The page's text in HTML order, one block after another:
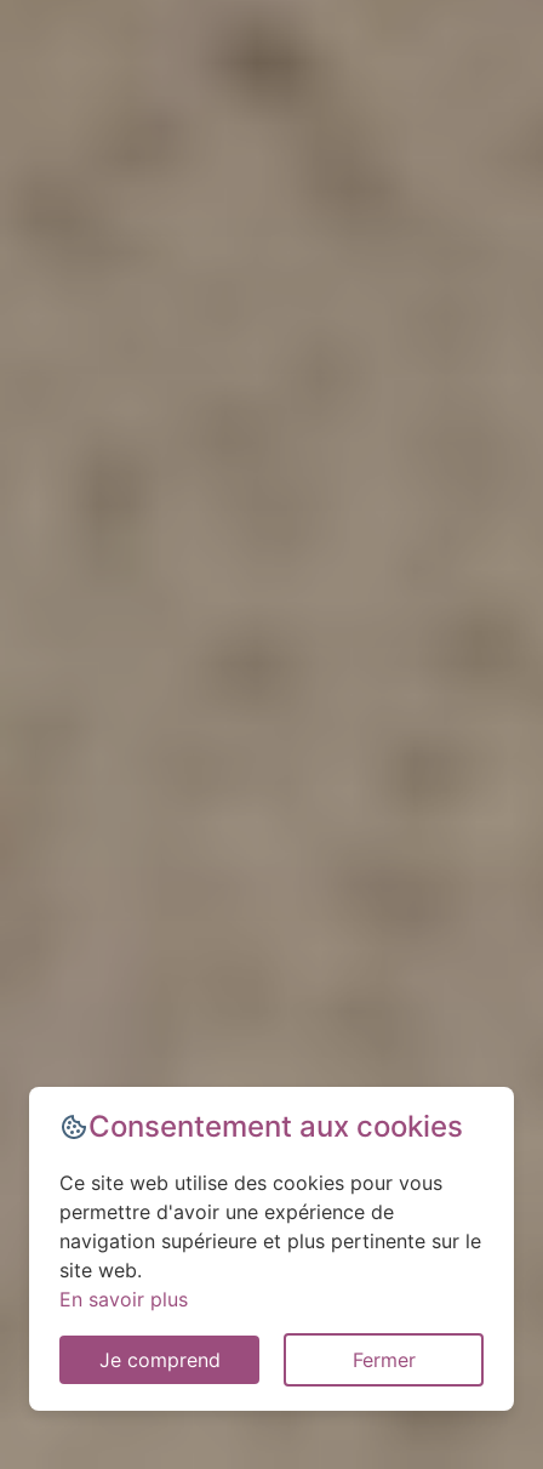
Consentement aux cookies
Ce site web utilise des cookies pour vous
permettre d'avoir une expérience de
navigation supérieure et plus pertinente sur le
site web.
En savoir plus
Je comprend Fermer